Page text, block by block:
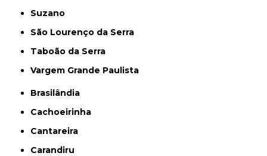
Suzano
São Lourenço da Serra
Taboão da Serra
Vargem Grande Paulista
Brasilândia
Cachoeirinha
Cantareira
Carandiru